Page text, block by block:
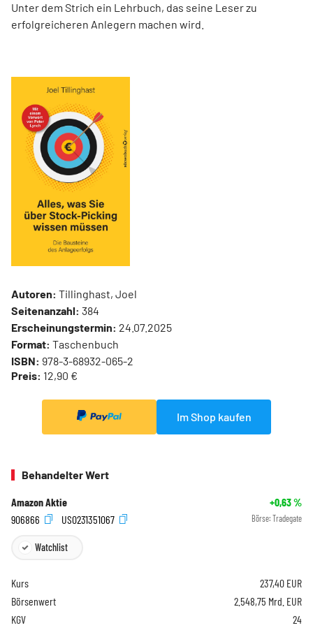
Unter dem Strich ein Lehrbuch, das seine Leser zu
erfolgreicheren Anlegern machen wird.
Autoren: Tillinghast, Joel
Seitenanzahl: 384
Erscheinungstermin: 24.07.2025
Format: Taschenbuch
ISBN: 978-3-68932-065-2
Preis: 12,90 €
Im Shop kaufen
Behandelter Wert
Amazon Aktie +0,63%
906866
US0231351067 Börse: Tradegate
Watchlist
Kurs 237,40 EUR
Börsenwert
2.548,75 Mrd. EUR
KGV
24